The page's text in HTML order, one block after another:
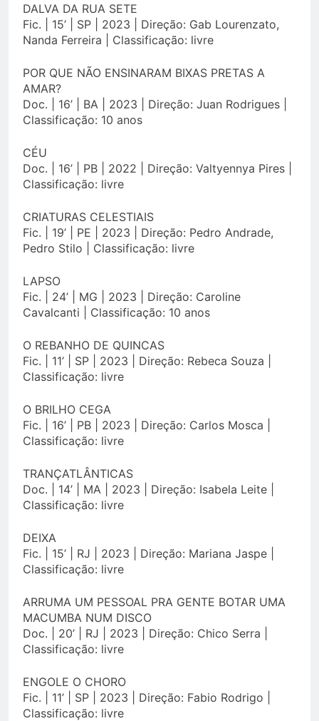
DALVA DA RUA SETE
Fic. | 15’ | SP | 2023 | Direção: Gab Lourenzato,
Nanda Ferreira | Classificação: livre
POR QUE NÃO ENSINARAM BIXAS PRETAS A
AMAR?
Doc. | 16’ | BA | 2023 | Direção: Juan Rodrigues |
Classificação: 10 anos
CÉU
Doc. | 16’ | PB | 2022 | Direção: Valtyennya Pires |
Classificação: livre
CRIATURAS CELESTIAIS
Fic. | 19’ | PE | 2023 | Direção: Pedro Andrade,
Pedro Stilo | Classificação: livre
LAPSO
Fic. | 24’ | MG | 2023 | Direção: Caroline
Cavalcanti | Classificação: 10 anos
O REBANHO DE QUINCAS
Fic. | 11’ | SP | 2023 | Direção: Rebeca Souza |
Classificação: livre
O BRILHO CEGA
Fic. | 16’ | PB | 2023 | Direção: Carlos Mosca |
Classificação: livre
TRANÇATLÂNTICAS
Doc. | 14’ | MA | 2023 | Direção: Isabela Leite |
Classificação: livre
DEIXA
Fic. | 15’ | RJ | 2023 | Direção: Mariana Jaspe |
Classificação: livre
ARRUMA UM PESSOAL PRA GENTE BOTAR UMA
MACUMBA NUM DISCO
Doc. | 20’ | RJ | 2023 | Direção: Chico Serra |
Classificação: livre
ENGOLE O CHORO
Fic. | 11’ | SP | 2023 | Direção: Fabio Rodrigo |
Classificação: livre